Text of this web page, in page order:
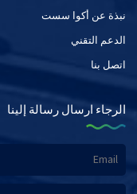
نبذة عن أكوا سست
الدعم التقني
اتصل بنا
الرجاء ارسال رسالة إلينا